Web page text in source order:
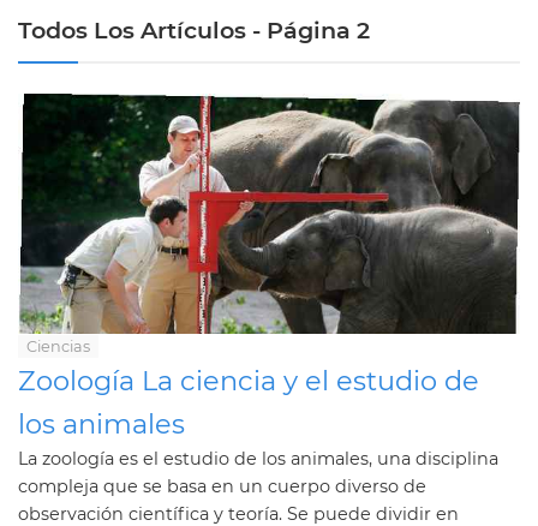
Todos Los Artículos - Página 2
Ciencias
Zoología La ciencia y el estudio de
los animales
La zoología es el estudio de los animales, una disciplina
compleja que se basa en un cuerpo diverso de
observación científica y teoría. Se puede dividir en